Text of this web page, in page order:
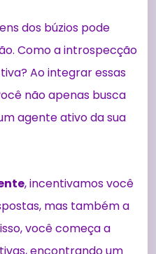
dos búzios pode
Como a introspecção
Ao integrar essas
não apenas busca
agente ativo da sua
, incentivamos você
mas também a
você começa a